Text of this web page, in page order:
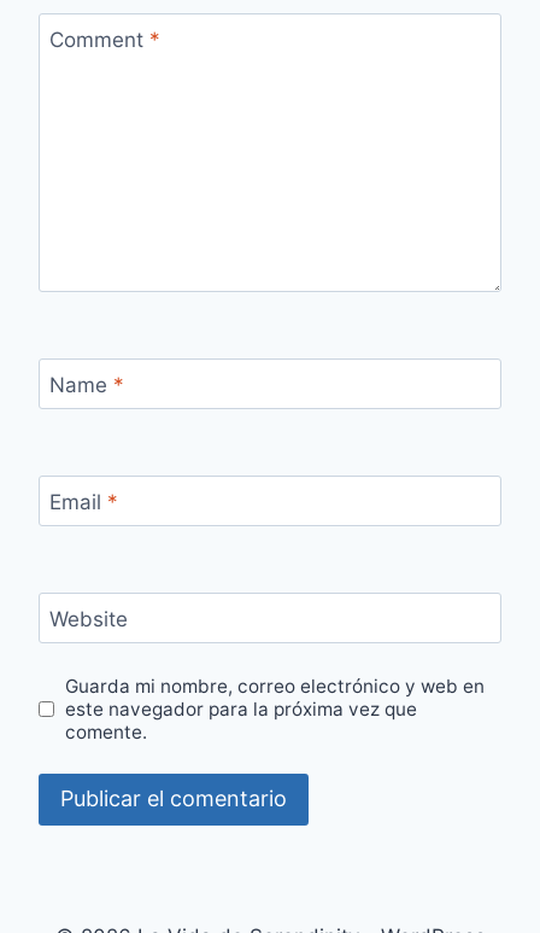
Comment *
Name *
Email *
Website
Guarda mi nombre, correo electrónico y web en
este navegador para la próxima vez que
comente.